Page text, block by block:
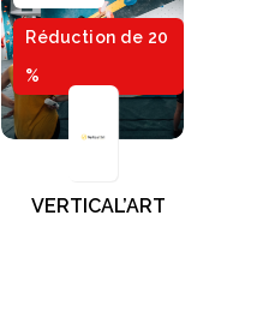
Réduction de 20
%
VERTICAL’ART